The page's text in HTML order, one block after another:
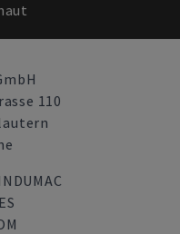
110